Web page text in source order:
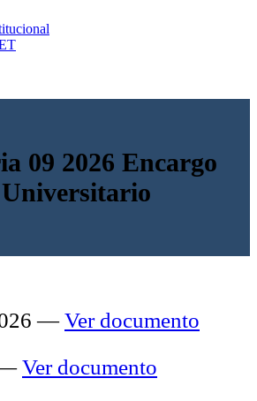
09 2026 Encargo
—Ver documento
—Ver documento